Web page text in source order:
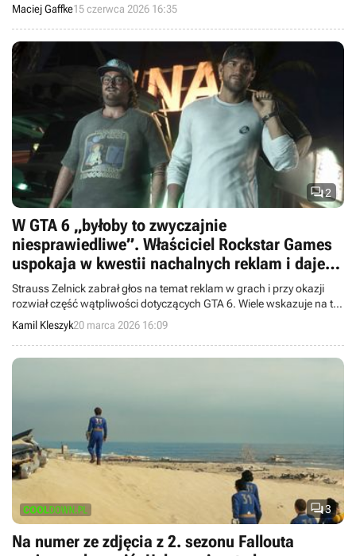
The Sims.
Maciej Gaffke15 czerwca 2026 16:35
2
W GTA 6 „byłoby to zwyczajnie
niesprawiedliwe”. Właściciel Rockstar Games
uspokaja w kwestii nachalnych reklam i daje
cenną wskazówkę dotyczącą ceny
Strauss Zelnick zabrał głos na temat reklam w grach i przy okazji
rozwiał część wątpliwości dotyczących GTA 6. Wiele wskazuje na to,
że gracze nie muszą obawiać się ani nachalnych reklam, ani
rekordowo wysokiej ceny.
Kamil Kleszyk20 marca 2026 16:09
3
Na numer ze zdjęcia z 2. sezonu Fallouta